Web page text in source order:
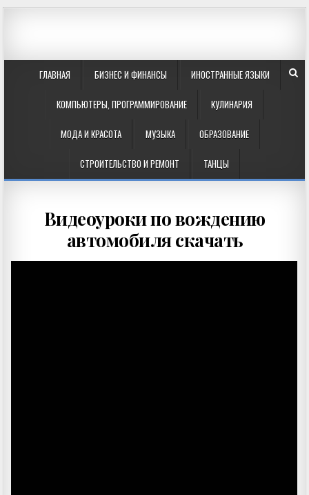
ГЛАВНАЯ БИЗНЕС И ФИНАНСЫ ИНОСТРАННЫЕ ЯЗЫКИ
КОМПЬЮТЕРЫ, ПРОГРАММИРОВАНИЕ КУЛИНАРИЯ
МОДА И КРАСОТА МУЗЫКА ОБРАЗОВАНИЕ
СТРОИТЕЛЬСТВО И РЕМОНТ ТАНЦЫ
Видеоуроки по вождению
автомобиля скачать